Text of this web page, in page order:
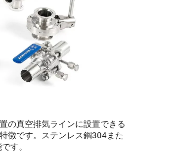
の真空排気ラインに設置できる
徴です。ステンレス鋼304また
す。